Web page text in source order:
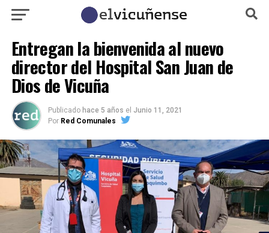
Entregan la bienvenida al nuevo
director del Hospital San Juan de
Dios de Vicuña
Publicado hace 5 años el Junio 11, 2021
Por Red Comunales